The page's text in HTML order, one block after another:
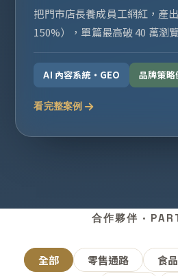
把門市店長養成員工網紅，產
150%），單篇最高破 40 萬瀏
AI 內容系統・GEO 品牌策略
看完整案例
合作夥伴 ·
全部 零售通路 食